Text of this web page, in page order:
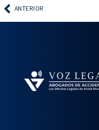
ANTERIOR